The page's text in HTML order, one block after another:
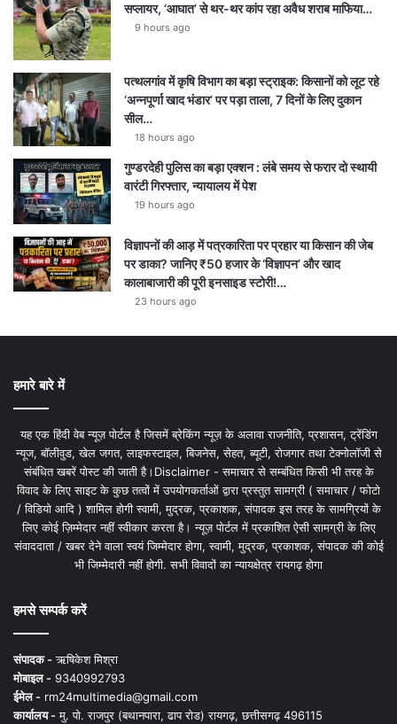
सप्लायर, ‘आघात’ से थर-थर कांप रहा अवैध शराब माफिया…
9 hours ago
पत्थलगांव में कृषि विभाग का बड़ा स्ट्राइक: किसानों को लूट रहे
‘अन्नपूर्णा खाद भंडार’ पर पड़ा ताला, 7 दिनों के लिए दुकान
सील…
18 hours ago
गुण्डरदेही पुलिस का बड़ा एक्शन : लंबे समय से फरार दो स्थायी
वारंटी गिरफ्तार, न्यायालय में पेश
19 hours ago
विज्ञापनों की आड़ में पत्रकारिता पर प्रहार या किसान की जेब
पर डाका? जानिए ₹50 हजार के ‘विज्ञापन’ और खाद
कालाबाजारी की पूरी इनसाइड स्टोरी!…
23 hours ago
हमारे बारे में
यह एक हिंदी वेब न्यूज़ पोर्टल है जिसमें ब्रेकिंग न्यूज़ के अलावा राजनीति, प्रशासन, ट्रेंडिंग
न्यूज, बॉलीवुड, खेल जगत, लाइफस्टाइल, बिजनेस, सेहत, ब्यूटी, रोजगार तथा टेक्नोलॉजी से
संबंधित खबरें पोस्ट की जाती है।Disclaimer - समाचार से सम्बंधित किसी भी तरह के
विवाद के लिए साइट के कुछ तत्वों में उपयोगकर्ताओं द्वारा प्रस्तुत सामग्री ( समाचार / फोटो
/ विडियो आदि ) शामिल होगी स्वामी, मुद्रक, प्रकाशक, संपादक इस तरह के सामग्रियों के
लिए कोई ज़िम्मेदार नहीं स्वीकार करता है। न्यूज़ पोर्टल में प्रकाशित ऐसी सामग्री के लिए
संवाददाता / खबर देने वाला स्वयं जिम्मेदार होगा, स्वामी, मुद्रक, प्रकाशक, संपादक की कोई
भी जिम्मेदारी नहीं होगी. सभी विवादों का न्यायक्षेत्र रायगढ़ होगा
हमसे सम्पर्क करें
संपादक -ऋषिकेश मिश्रा
मोबाइल - 9340992793
ईमेल - rm24multimedia@gmail.com
कार्यालय -मु. पो. राजपुर (बथानपारा, ढाप रोड) रायगढ़, छत्तीसगढ़ 496115